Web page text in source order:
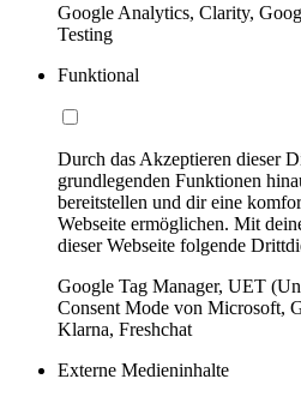
Google Analytics, Clarity,
Testing
Funktional
Durch das Akzeptieren dieser
grundlegenden Funktionen
bereitstellen und dir eine
Webseite ermöglichen. Mit
dieser Webseite folgende
Google Tag Manager, UET
Consent Mode von Microsoft,
Klarna, Freshchat
Externe Medieninhalte